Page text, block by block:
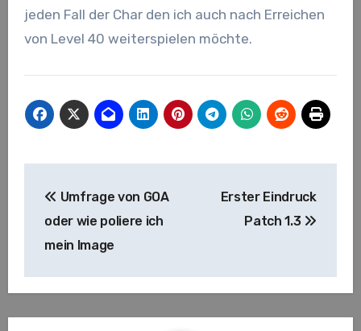
jeden Fall der Char den ich auch nach Erreichen
von Level 40 weiterspielen möchte.
Umfrage von GOA
oder wie poliere ich
mein Image
Erster Eindruck
Patch 1.3